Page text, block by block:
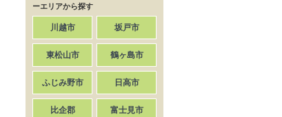
ーエリアから探す
川越市 坂戸市
東松山市 鶴ヶ島市
ふじみ野市 日高市
比企郡 富士見市